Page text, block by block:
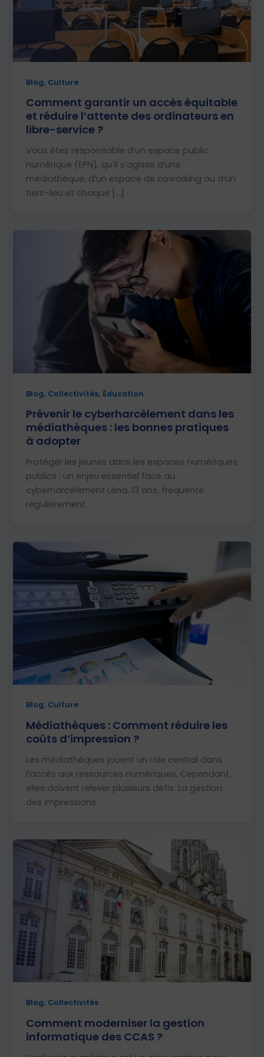
Blog, Culture
Comment garantir un accès équitable
et réduire l’attente des ordinateurs en
libre-service ?
Vous êtes responsable d’un espace public
numérique (EPN), qu’il s’agisse d’une
médiathèque, d’un espace de coworking ou d’un
tiers-lieu et chaque […]
Blog, Collectivités, Éducation
Prévenir le cyberharcèlement dans les
médiathèques : les bonnes pratiques
à adopter
Protéger les jeunes dans les espaces numériques
publics : un enjeu essentiel face au
cyberharcèlement Léna, 13 ans, fréquente
régulièrement
Blog, Culture
Médiathèques : Comment réduire les
coûts d’impression ?
Les médiathèques jouent un rôle central dans
l’accès aux ressources numériques. Cependant,
elles doivent relever plusieurs défis. La gestion
des impressions
Blog, Collectivités
Comment moderniser la gestion
informatique des CCAS ?